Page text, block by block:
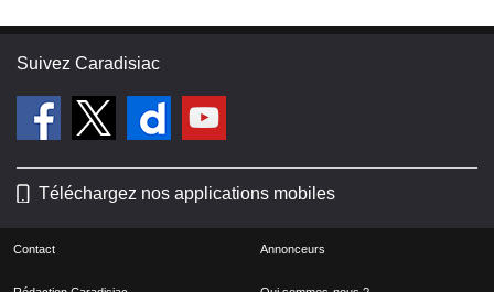
Suivez Caradisiac
Téléchargez nos applications mobiles
Contact Annonceurs